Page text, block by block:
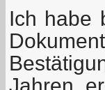
Ich habe
Jahren